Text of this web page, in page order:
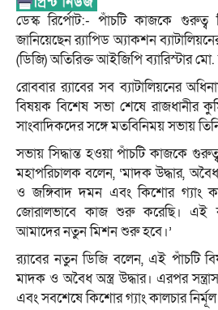
ডেস্ক রির্পোট:- পাঁচটি কাজকে
জানিয়েছেন র‌্যাপিড অ্যাকশন
(ডিজি) অতিরিক্ত আইজিপি ব্যারিস্টার
রোববার র‌্যাবের সব ব্যাটালিয়নের
বিষয়ক বিশেষ সভা শেষে রাজধানীর
সাংবাদিকদের সঙ্গে মতবিনিময় সভায়
সভায় সিদ্ধান্ত হওয়া পাঁচটি কাজকে
মহাপরিচালক বলেন, ‘মাদক উদ্ধার, অবৈধ
ও জঙ্গিবাদ দমন এবং কিশোর গ্যাং
জোরালভাবে কাজ শুরু করেছি। এই
আমাদের নতুন মিশন শুরু হবে।’
র‌্যাবের নতুন ডিজি বলেন, এই পাঁচটি
মাদক ও অবৈধ অস্ত্র উদ্ধার। এরপর
এবং সবশেষে কিশোর গ্যাং কালচার